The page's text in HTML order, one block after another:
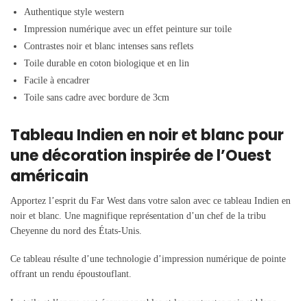
Authentique style western
Impression numérique avec un effet peinture sur toile
Contrastes noir et blanc intenses sans reflets
Toile durable en coton biologique et en lin
Facile à encadrer
Toile sans cadre avec bordure de 3cm
Tableau Indien en noir et blanc pour
une décoration inspirée de l’Ouest
américain
Apportez l’esprit du Far West dans votre salon avec ce tableau Indien en
noir et blanc. Une magnifique représentation d’un chef de la tribu
Cheyenne du nord des États-Unis.
Ce tableau résulte d’une technologie d’impression numérique de pointe
offrant un rendu époustouflant.